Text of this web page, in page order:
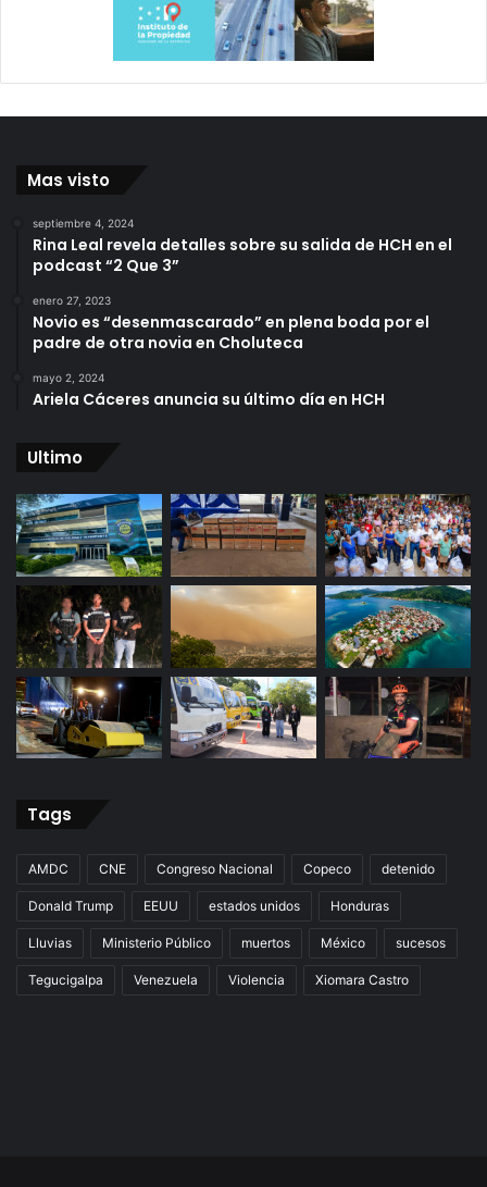
Mas visto
septiembre 4, 2024
Rina Leal revela detalles sobre su salida de HCH en el
podcast “2 Que 3”
enero 27, 2023
Novio es “desenmascarado” en plena boda por el
padre de otra novia en Choluteca
mayo 2, 2024
Ariela Cáceres anuncia su último día en HCH
Ultimo
Tags
AMDC CNE Congreso Nacional Copeco detenido
Donald Trump EEUU estados unidos Honduras
Lluvias Ministerio Público muertos México sucesos
Tegucigalpa Venezuela Violencia Xiomara Castro